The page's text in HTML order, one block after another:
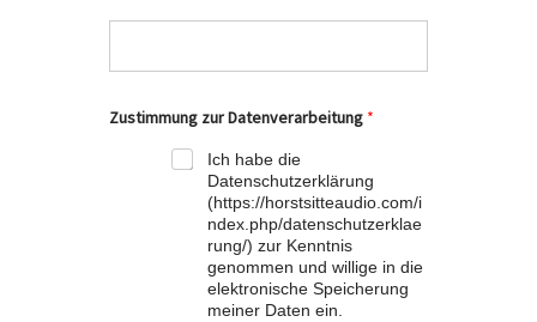
Zustimmung zur Datenverarbeitung *
Ich habe die
Datenschutzerklärung
(https://horstsitteaudio.com/i
ndex.php/datenschutzerklae
rung/) zur Kenntnis
genommen und willige in die
elektronische Speicherung
meiner Daten ein.